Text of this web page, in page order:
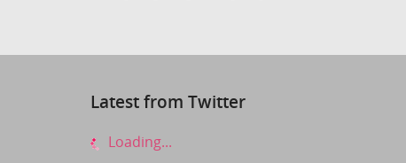
Latest from Twitter
Loading...